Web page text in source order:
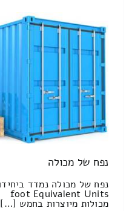
נפח של מכולה
foot Equivalent Units
מכולות מיוצרות בחמש […]